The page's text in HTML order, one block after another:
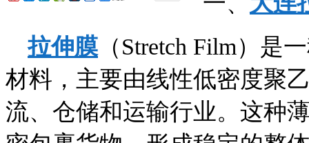
拉伸膜 （Stretch Film）是
材料，主要由线性低密度聚
流、仓储和运输行业。这种